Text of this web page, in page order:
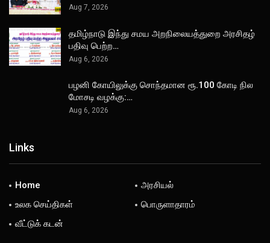
Aug 7, 2026
தமிழ்நாடு இந்து சமய அறநிலையத்துறை அரசிதழ்
பதிவு பெற்ற…
Aug 6, 2026
பழனி கோயிலுக்கு சொந்தமான ரூ.100 கோடி நில
மோசடி வழக்கு:…
Aug 6, 2026
Links
Home
அரசியல்
உலக செய்திகள்
பொருளாதாரம்
வீட்டுக் கடன்